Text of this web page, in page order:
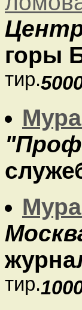
горы
тир.
тир.